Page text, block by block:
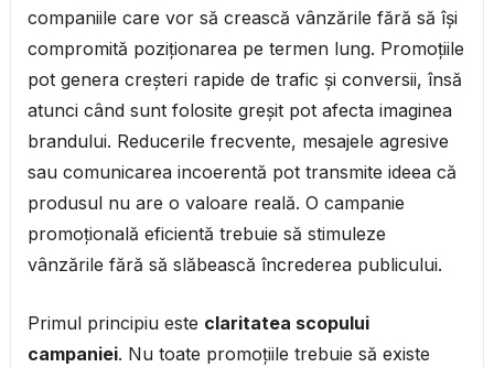
companiile care vor să crească vânzările fără să își
compromită poziționarea pe termen lung. Promoțiile
pot genera creșteri rapide de trafic și conversii, însă
atunci când sunt folosite greșit pot afecta imaginea
brandului. Reducerile frecvente, mesajele agresive
sau comunicarea incoerentă pot transmite ideea că
produsul nu are o valoare reală. O campanie
promoțională eficientă trebuie să stimuleze
vânzările fără să slăbească încrederea publicului.
Primul principiu este claritatea scopului
campaniei. Nu toate promoțiile trebuie să existe